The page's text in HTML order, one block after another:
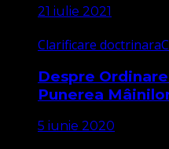
21 iulie 2021
Clarificare doctrinara
Despre
Punerea
5 iunie 2020